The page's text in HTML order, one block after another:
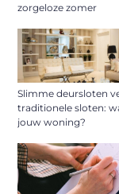
zorgeloze zomer
Slimme deursloten
traditionele sloten:
jouw woning?